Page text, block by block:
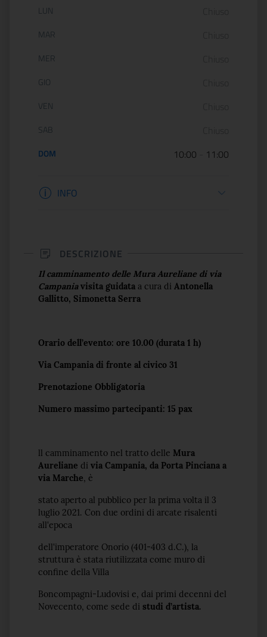
Orario di apertura:
LUN
MAR
MER
GIO
VEN
SAB
DOM 10:00 11:00
Informazioni apertura
INFO
DESCRIZIONE
Il camminamento delle Mura Aureliane di via
Campania visita guidata a cura di Antonella
Gallitto, Simonetta Serra
Orario dell’evento: ore 10.00 (durata 1 h)
Via Campania di fronte al civico 31
Prenotazione Obbligatoria
Numero massimo partecipanti: 15 pax
ll camminamento nel tratto delle Mura
Aureliane di via Campania, da Porta Pinciana a
via Marche, è
stato aperto al pubblico per la prima volta il 3
luglio 2021. Con due ordini di arcate risalenti
all'epoca
dell'imperatore Onorio (401-403 d.C.), la
struttura è stata riutilizzata come muro di
confine della Villa
Boncompagni-Ludovisi e, dai primi decenni del
Novecento, come sede di studi d’artista.